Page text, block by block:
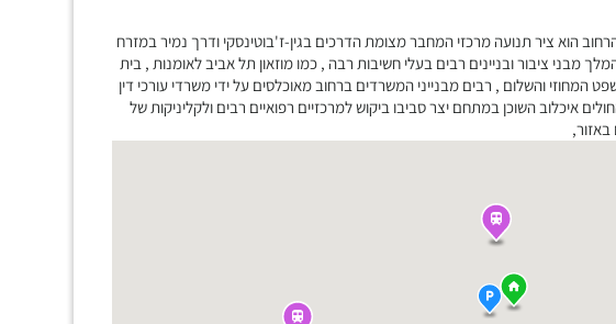
הוא ציר תנועה מרכזי המחבר מצומת הדרכים בגין-ז'בוטינסקי ודרך נמיר במזרח
מבני ציבור ובניינים רבים בעלי חשיבות רבה , כמו מוזאון תל אביב לאומנות , בית
המחוזי והשלום , רבים מבנייני המשרדים ברחוב מאוכלסים על ידי משרדי עורכי דין
איכלוב השוכן במתחם יצר סביבו ביקוש למרכזיים רפואיים רבים ולקליניקות של